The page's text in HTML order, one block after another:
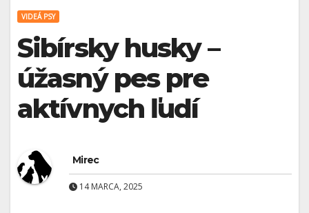
VIDEÁ PSY
Sibírsky husky –
úžasný pes pre
aktívnych ľudí
Mirec
14 MARCA, 2025